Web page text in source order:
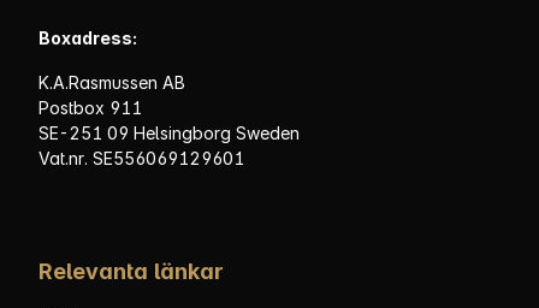
Boxadress:
K.A.Rasmussen AB
Postbox 911
SE-251 09 Helsingborg Sweden
Vat.nr. SE556069129601
Relevanta länkar